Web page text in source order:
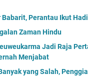
Babarit, Perantau Ikut
Zaman Hindu
Jadi Raja
Menjabat
yang Salah,